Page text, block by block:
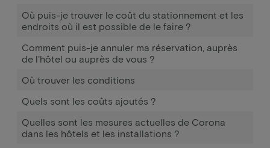
Où puis-je trouver le coût du stationnement et les
endroits où il est possible de le faire ?
Comment puis-je annuler ma réservation, auprès
de l'hôtel ou auprès de vous ?
Où trouver les conditions
Quels sont les coûts ajoutés ?
Quelles sont les mesures actuelles de Corona
dans les hôtels et les installations ?